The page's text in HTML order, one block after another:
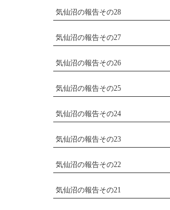
気仙沼の報告その28
気仙沼の報告その27
気仙沼の報告その26
気仙沼の報告その25
気仙沼の報告その24
気仙沼の報告その23
気仙沼の報告その22
気仙沼の報告その21